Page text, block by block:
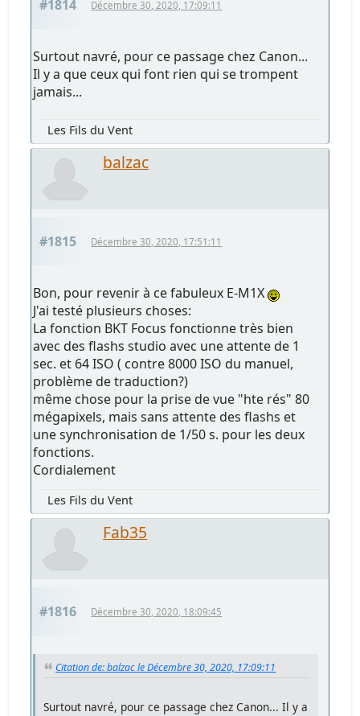
#1814 Décembre 30, 2020, 17:09:11
Surtout navré, pour ce passage chez Canon...
Il y a que ceux qui font rien qui se trompent
jamais...
Les Fils du Vent
balzac
#1815 Décembre 30, 2020, 17:51:11
Bon, pour revenir à ce fabuleux E-M1X
J'ai testé plusieurs choses:
La fonction BKT Focus fonctionne très bien
avec des flashs studio avec une attente de 1
sec. et 64 ISO ( contre 8000 ISO du manuel,
problème de traduction?)
même chose pour la prise de vue "hte rés" 80
mégapixels, mais sans attente des flashs et
une synchronisation de 1/50 s. pour les deux
fonctions.
Cordialement
Les Fils du Vent
Fab35
#1816 Décembre 30, 2020, 18:09:45
Citation de: balzac le Décembre 30, 2020, 17:09:11
Surtout navré, pour ce passage chez Canon... Il y a